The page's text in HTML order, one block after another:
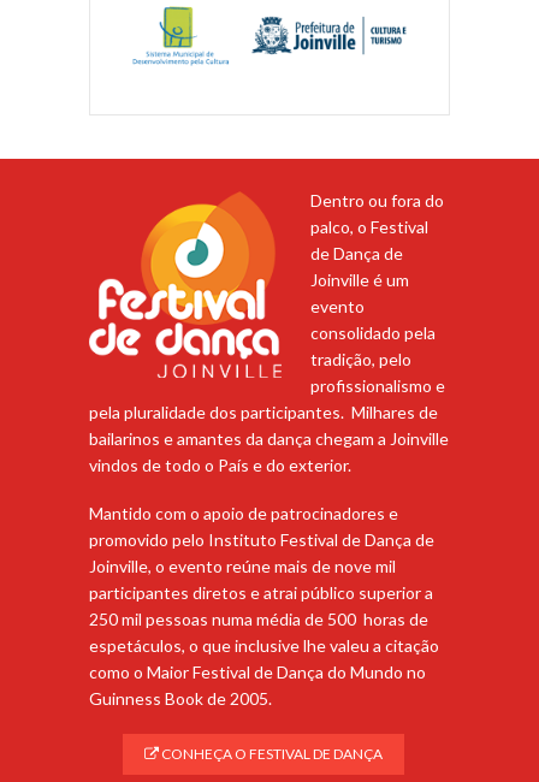
Dentro ou fora do
palco, o Festival
de Dança de
Joinville é um
evento
consolidado pela
tradição, pelo
profissionalismo e
pela pluralidade dos participantes. Milhares de
bailarinos e amantes da dança chegam a Joinville
vindos de todo o País e do exterior.
Mantido com o apoio de patrocinadores e
promovido pelo Instituto Festival de Dança de
Joinville, o evento reúne mais de nove mil
participantes diretos e atrai público superior a
250 mil pessoas numa média de 500 horas de
espetáculos, o que inclusive lhe valeu a citação
como o Maior Festival de Dança do Mundo no
Guinness Book de 2005.
CONHEÇA O FESTIVAL DE DANÇA